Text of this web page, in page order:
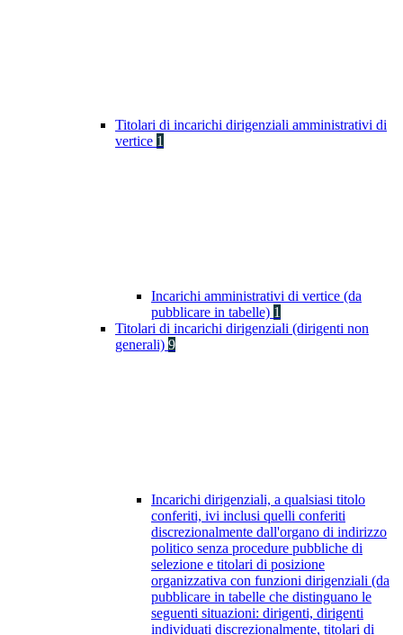
Titolari di incarichi dirigenziali amministrativi di
vertice 1
Incarichi amministrativi di vertice (da
pubblicare in tabelle) 1
Titolari di incarichi dirigenziali (dirigenti non
generali) 9
Incarichi dirigenziali, a qualsiasi titolo
conferiti, ivi inclusi quelli conferiti
discrezionalmente dall'organo di indirizzo
politico senza procedure pubbliche di
selezione e titolari di posizione
organizzativa con funzioni dirigenziali (da
pubblicare in tabelle che distinguano le
seguenti situazioni: dirigenti, dirigenti
individuati discrezionalmente, titolari di